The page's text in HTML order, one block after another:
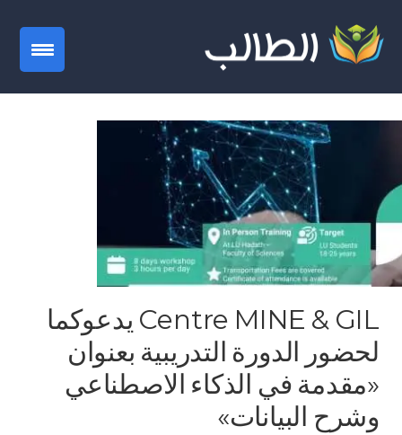
Centre MINE & GIL يدعوكما
لحضور الدورة التدريبية بعنوان
«مقدمة في الذكاء الاصطناعي
وشرح البيانات»